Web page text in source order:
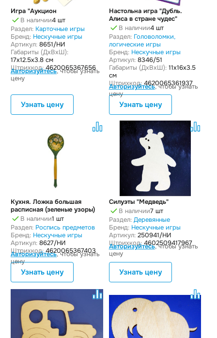
Игра "Аукцион
В наличии4 шт
Раздел: Карточные игры
Бренд: Нескучные игры
Артикул: 8651/НИ
Габариты (ДxВxШ):
17x12.5x3.8 см
Штрихкод: 4620065367656
Авторизуйтесь, чтобы узнать
цену
Узнать цену
Настольна игра "Дубль.
Алиса в стране чудес"
В наличии4 шт
Раздел: Головоломки,
логические игры
Бренд: Нескучные игры
Артикул:8346/51
Габариты (ДxВxШ):11x16x3.5
см
Штрихкод:4620065361937
Авторизуйтесь, чтобы узнать
цену
Узнать цену
Кухня. Ложка большая
расписная (зеленые узоры)
В наличии1 шт
Раздел: Роспись предметов
Бренд: Нескучные игры
Артикул: 8627/НИ
Штрихкод: 4620065367403
Авторизуйтесь, чтобы узнать
цену
Узнать цену
Силуэты "Медведь"
В наличии7 шт
Раздел: Деревянные
Бренд: Нескучные игры
Артикул:250941/НИ
Штрихкод:4602509417967
Авторизуйтесь, чтобы узнать
цену
Узнать цену